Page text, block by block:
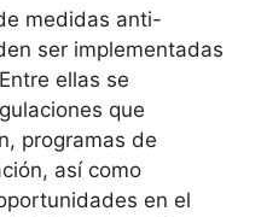
medidas anti-
ser implementadas
ellas se
que
programas de
así como
en el